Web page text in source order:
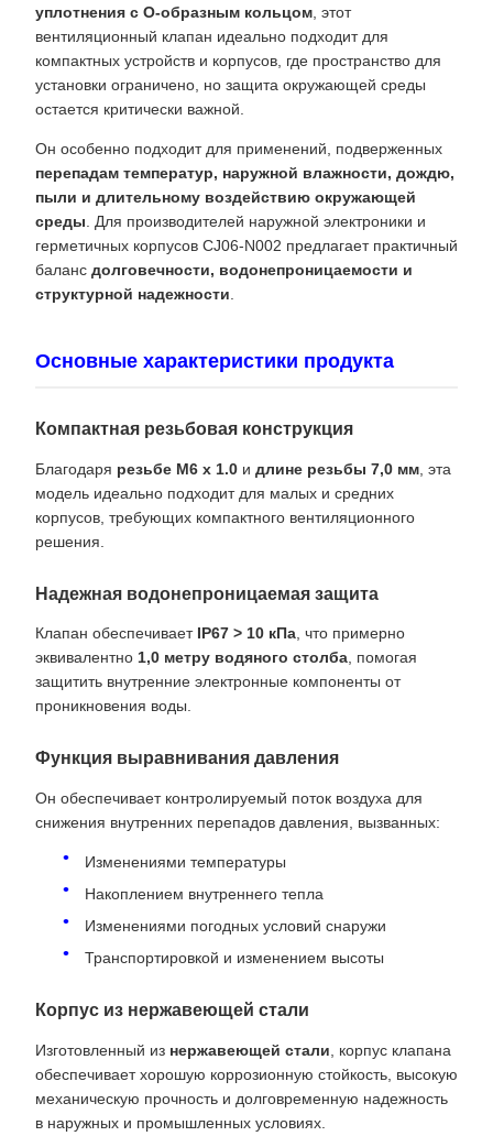
уплотнения с O-образным кольцом , этот
вентиляционный клапан идеально подходит для
компактных устройств и корпусов, где пространство для
установки ограничено, но защита окружающей среды
остается критически важной.
Он особенно подходит для применений, подверженных
перепадам температур, наружной влажности, дождю,
пыли и длительному воздействию окружающей
среды . Для производителей наружной электроники и
герметичных корпусов CJ06-N002 предлагает практичный
баланс долговечности, водонепроницаемости и
структурной надежности
Основные характеристики продукта
Компактная резьбовая конструкция
Благодаря резьбе M6 x 1.0 и длине резьбы 7,0 мм , эта
модель идеально подходит для малых и средних
корпусов, требующих компактного вентиляционного
решения.
Надежная водонепроницаемая защита
Клапан обеспечивает IP67 > 10 кПа, что примерно
эквивалентно 1,0 метру водяного столба, помогая
защитить внутренние электронные компоненты от
проникновения воды.
Функция выравнивания давления
Он обеспечивает контролируемый поток воздуха для
снижения внутренних перепадов давления, вызванных:
Изменениями температуры
Накоплением внутреннего тепла
Изменениями погодных условий снаружи
Транспортировкой и изменением высоты
Корпус из нержавеющей стали
Изготовленный из нержавеющей стали , корпус клапана
обеспечивает хорошую коррозионную стойкость, высокую
механическую прочность и долговременную надежность
в наружных и промышленных условиях.